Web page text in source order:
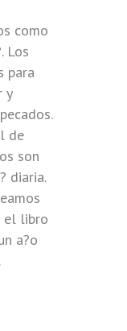
como
Los
para
y
de
son
diaria.
el libro
a?o